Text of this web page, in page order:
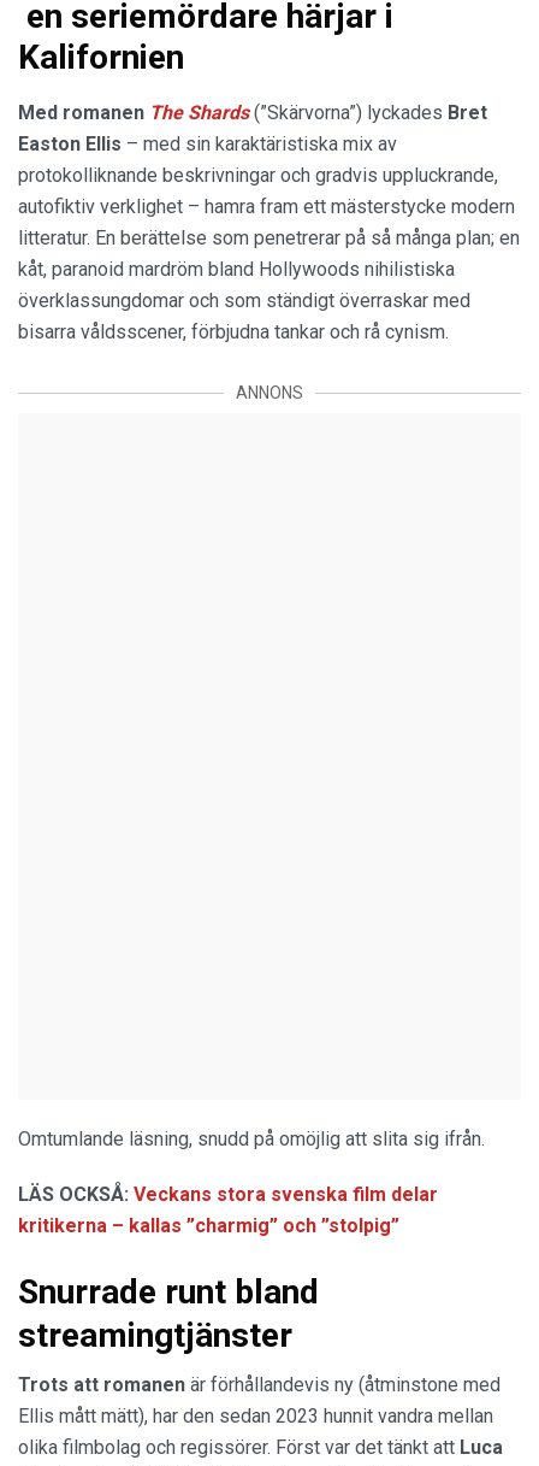
en seriemördare härjar i
Kalifornien
Med romanen The Shards(”Skärvorna”) lyckades Bret
Easton Ellis – med sin karaktäristiska mix av
protokolliknande beskrivningar och gradvis uppluckrande,
autofiktiv verklighet – hamra fram ett mästerstycke modern
litteratur. En berättelse som penetrerar på så många plan; en
kåt, paranoid mardröm bland Hollywoods nihilistiska
överklassungdomar och som ständigt överraskar med
bisarra våldsscener, förbjudna tankar och rå cynism.
ANNONS
Omtumlande läsning, snudd på omöjlig att slita sig ifrån.
LÄS OCKSÅ: Veckans stora svenska film delar
kritikerna – kallas ”charmig” och ”stolpig”
Snurrade runt bland
streamingtjänster
Trots att romanen är förhållandevis ny (åtminstone med
Ellis mått mätt), har den sedan 2023 hunnit vandra mellan
olika filmbolag och regissörer. Först var det tänkt att Luca